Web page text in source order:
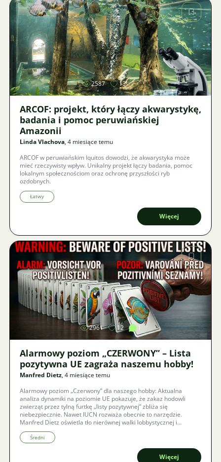
Zdjęcie
2587 13
ARCOF: projekt, który łączy akwarystykę,
badania i pomoc peruwiańskiej
Amazonii
Linda Vlachova, 4 miesiące temu
ARCOF w peruwiańskim Iquitos dowodzi, że akwarystyka może
mieć rzeczywisty wpływ. Unikalny projekt łączy badania, pomoc
lokalnym społecznościom oraz ochronę przyszłości ryb
ozdobnych.
Łatwy
Więcej
Zdjęcie
2961 12 1
Alarmowy poziom „CZERWONY” – Lista
pozytywna UE zagraża naszemu hobby!
Manfred Dietz, 4 miesiące temu
Alarmowy poziom „Czerwony” dla naszego hobby: Aktualna
analiza dynamiki na poziomie UE pokazuje, że zakaz hodowli
zwierząt przez tylną furtkę „listy pozytywnej” zbliża się
niebezpiecznie. Nawet IUCN rozważa obecnie to narzędzie.
Manfred Dietz oświetla tło nierównej walki lobbystycznej i
przedstawia trzy konkretne sposoby, jak my jako akwarysty
możemy jeszcze zapobiec grożącemu końcowi naszego hobby.
Średni
Więcej